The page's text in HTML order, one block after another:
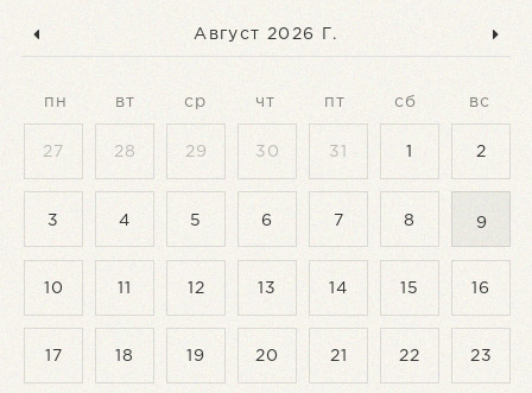
Август 2026 Г.
пн вт ср чт пт сб вс
27 28 29 30 31 1 2
3 4 5 6 7 8 9
10 11 12 13 14 15 16
17 18 19 20 21 22 23